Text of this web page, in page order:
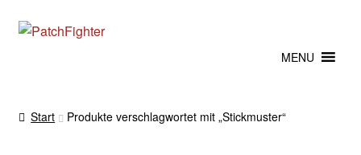
Zur
Zum
MENU
Start Produkte verschlagwortet mit „Stickmuster“